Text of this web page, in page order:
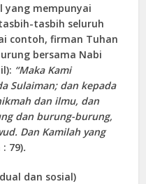
yang mempunyai
tasbih seluruh
contoh, firman Tuhan
bersama Nabi
“Maka Kami
Sulaiman; dan kepada
dan ilmu, dan
dan burung-burung,
Dan Kamilah yang
: 79).
dan sosial)